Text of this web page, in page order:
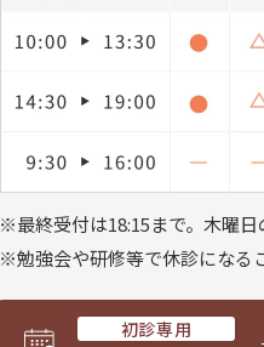
※最終受付は18:15まで。 木曜日
※勉強会や研修等で休診になる
初診専用